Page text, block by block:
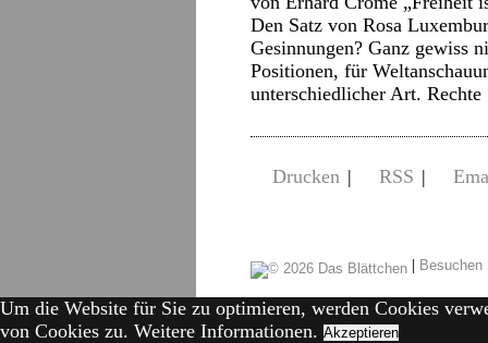
Den Satz von Rosa
Gesinnungen? Ganz gewiss
Positionen, für
unterschiedlicher Art.
Drucken | RSS |
|
Um die Website für Sie zu optimieren, werden Cookies
von Cookies zu. Weitere Informationen. Akzeptieren